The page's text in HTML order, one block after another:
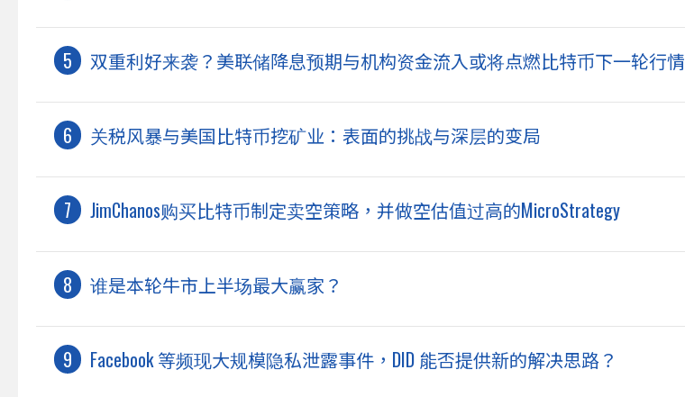
双重利好来袭？美联储降息预期与机构资金流入或将点燃比特币下一轮行情
关税风暴与美国比特币挖矿业：表面的挑战与深层的变局
JimChanos购买比特币制定卖空策略，并做空估值过高的MicroStrategy
谁是本轮牛市上半场最大赢家？
Facebook 等频现大规模隐私泄露事件，DID 能否提供新的解决思路？